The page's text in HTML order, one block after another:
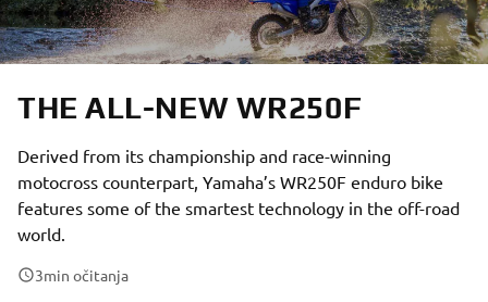
THE ALL-NEW WR250F
Derived from its championship and race-winning
motocross counterpart, Yamaha’s WR250F enduro bike
features some of the smartest technology in the off-road
world.
3min očitanja